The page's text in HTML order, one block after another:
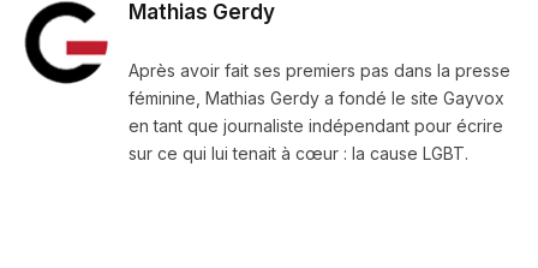
Mathias Gerdy
Après avoir fait ses premiers pas dans la presse
féminine, Mathias Gerdy a fondé le site Gayvox
en tant que journaliste indépendant pour écrire
sur ce qui lui tenait à cœur : la cause LGBT.